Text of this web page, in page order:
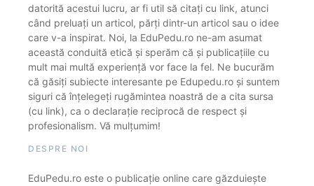
datorită acestui lucru, ar fi util să citați cu link, atunci
când preluați un articol, părți dintr-un articol sau o idee
care v-a inspirat. Noi, la EduPedu.ro ne-am asumat
această conduită etică și sperăm că și publicațiile cu
mult mai multă experiență vor face la fel. Ne bucurăm
că găsiți subiecte interesante pe Edupedu.ro și suntem
siguri că înțelegeți rugămintea noastră de a cita sursa
(cu link), ca o declarație reciprocă de respect și
profesionalism. Vă mulțumim!
DESPRE NOI
EduPedu.ro este o publicație online care găzduiește